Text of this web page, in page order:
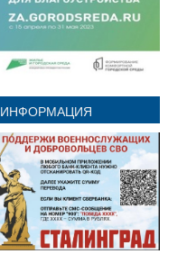
ИНФОРМАЦИЯ